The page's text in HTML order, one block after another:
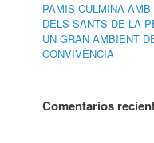
PAMIS CULMINA
DELS SANTS DE LA
UN GRAN AMBIENT
CONVIVÈNCIA
Comentarios